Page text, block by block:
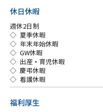
休日休暇
週休2日制
◇ 夏季休暇
◇ 年末年始休暇
◇ GW休暇
◇ 出産・育児休暇
◇ 慶弔休暇
◇ 看護休暇
福利厚生